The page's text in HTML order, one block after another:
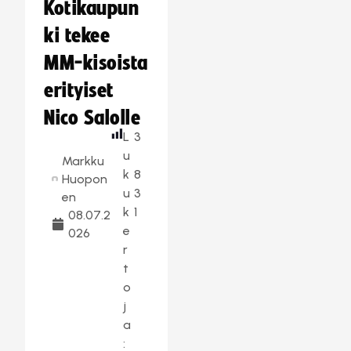
Kotikaupun
ki tekee
MM-kisoista
erityiset
Nico Salolle
Markku
Huopon
en
08.07.2
026
L
u
k
u
k
e
r
t
o
j
a
:
3
8
3
1